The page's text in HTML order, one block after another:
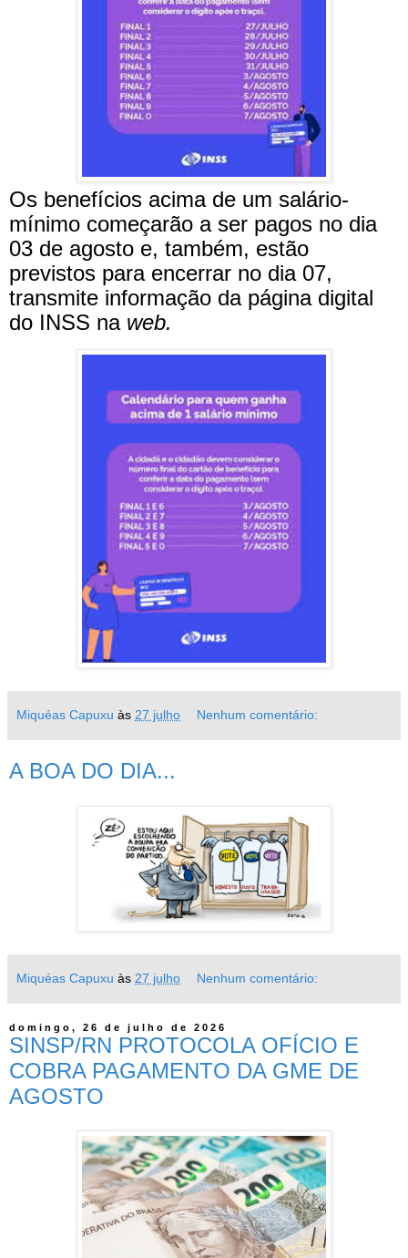
Os benefícios acima de um salário-
mínimo começarão a ser pagos no dia
03 de agosto e, também, estão
previstos para encerrar no dia 07,
transmite informação da página digital
do INSS na web.
Miquéas Capuxu às 27 julho Nenhum comentário:
A BOA DO DIA...
Miquéas Capuxu às 27 julho Nenhum comentário:
domingo, 26 de julho de 2026
SINSP/RN PROTOCOLA OFÍCIO E
COBRA PAGAMENTO DA GME DE
AGOSTO